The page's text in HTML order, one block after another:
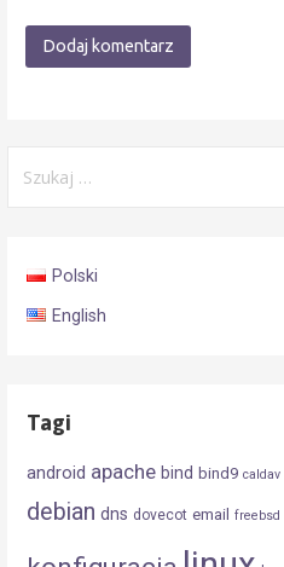
Polski
English
Tagi
android apache bind bind9 caldav
debian dns dovecot email freebsd